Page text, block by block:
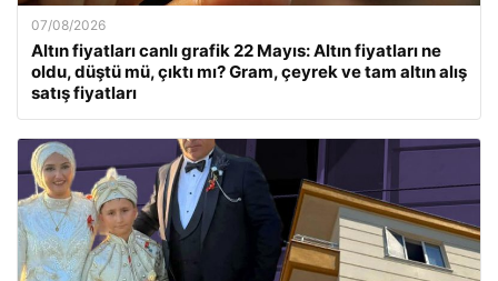
07/08/2026
Altın fiyatları canlı grafik 22 Mayıs: Altın fiyatları ne
oldu, düştü mü, çıktı mı? Gram, çeyrek ve tam altın alış
satış fiyatları